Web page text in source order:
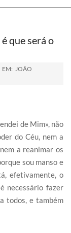
que será o
EM: JOÃO
de Mim», não
do Céu, nem a
a reanimar os
sou manso e
efetivamente, o
necessário fazer
todos, e também